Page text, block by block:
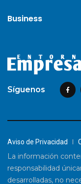
Business
Síguenos
Aviso de Privacidad
La información
responsabilidad
desarrolladas, no